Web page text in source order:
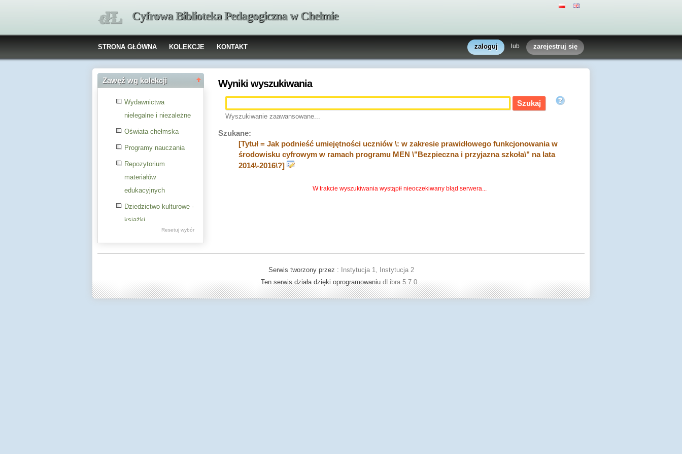
Cyfrowa Biblioteka Pedagogiczna w Chełmie
STRONA GŁÓWNA KOLEKCJE KONTAKT zaloguj lub zarejestruj się
Zawęź wg kolekcji
Wydawnictwa
nielegalne i niezależne
Oświata chełmska
Programy nauczania
Repozytorium
materiałów
edukacyjnych
Dziedzictwo kulturowe -
książki
Resetuj wybór
Wyniki wyszukiwania
Wyszukiwanie zaawansowane...
Szukane:
[Tytuł = Jak podnieść umiejętności uczniów \: w zakresie prawidłowego funkcjonowania w
środowisku cyfrowym w ramach programu MEN \"Bezpieczna i przyjazna szkoła\" na lata
2014\-2016\?]
W trakcie wyszukiwania wystąpił nieoczekiwany błąd serwera...
Serwis tworzony przez :
Instytucja 1, Instytucja 2
Ten serwis działa dzięki oprogramowaniu dLibra 5.7.0